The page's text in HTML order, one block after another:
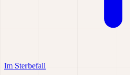
Im Sterbefall